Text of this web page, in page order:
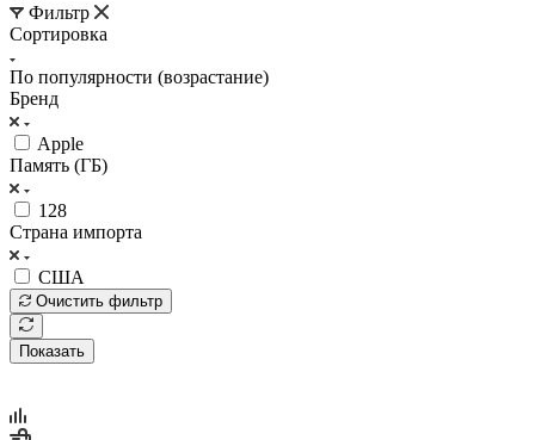
Фильтр
Сортировка
По популярности (возрастание)
Бренд
Apple
Память (ГБ)
128
Страна импорта
США
Очистить фильтр
Показать